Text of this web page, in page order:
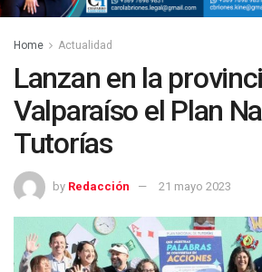
Home Actualidad
Lanzan en la
Valparaíso el Plan
Tutorías
by Redacción 21 mayo 2023